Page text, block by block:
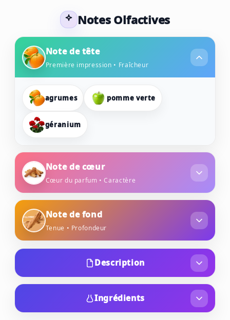
Notes Olfactives
Note de tête
Première impression • Fraîcheur
agrumes pomme verte
géranium
Note de cœur
Cœur du parfum • Caractère
Note de fond
Tenue • Profondeur
Description
Pure Essence de Pascal Morabito est un parfum
Orientale boisé pour homme. Le nez derrière ce
parfum est Corinne Cachen. Les notes de tête
Ingrédients